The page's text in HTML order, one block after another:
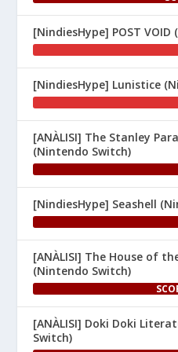
1
Nintenhype.Cat
1m
El món dels
1
[NindiesHype] POST
[NindiesHype] Lunistice
[ANÀLISI] The Stanley
(Nintendo Switch)
[NindiesHype] Seashell
[ANÀLISI] The House of
(Nintendo Switch)
[ANÀLISI] Doki Doki
Switch)